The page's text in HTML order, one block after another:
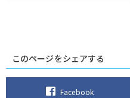
このページをシェアする
Facebook